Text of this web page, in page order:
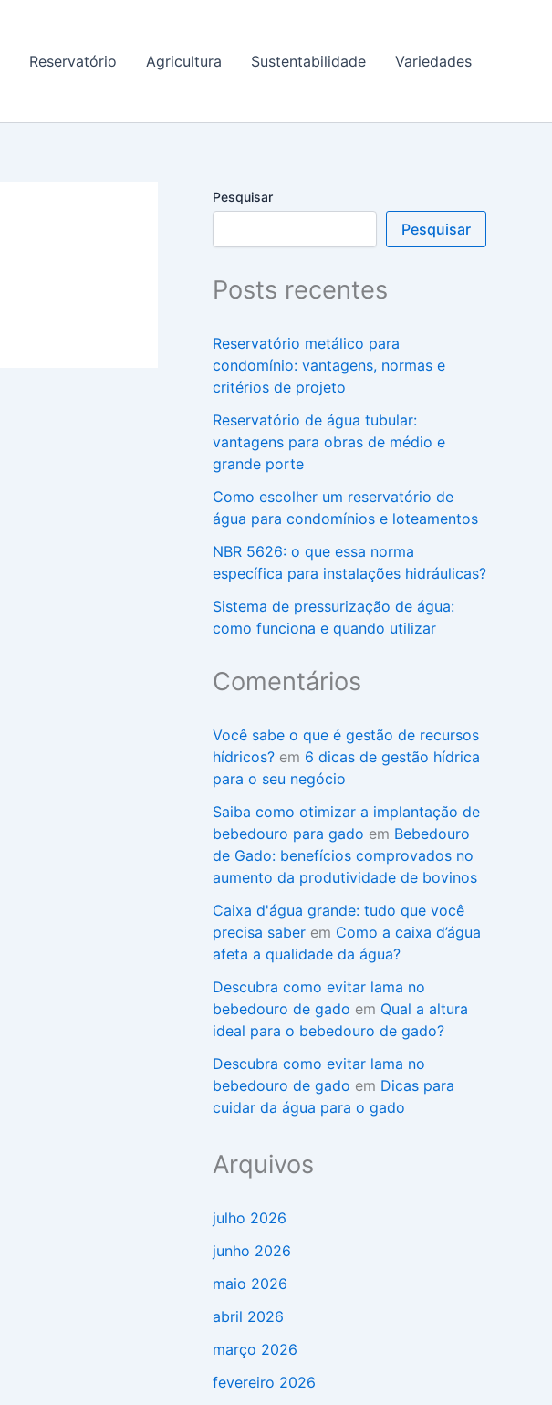
Reservatório Agricultura Sustentabilidade Variedades
Pesquisar
Pesquisar
Posts recentes
Reservatório metálico para
condomínio: vantagens, normas e
critérios de projeto
Reservatório de água tubular:
vantagens para obras de médio e
grande porte
Como escolher um reservatório de
água para condomínios e loteamentos
NBR 5626: o que essa norma
específica para instalações hidráulicas?
Sistema de pressurização de água:
como funciona e quando utilizar
Comentários
Você sabe o que é gestão de recursos
hídricos? em 6 dicas de gestão hídrica
para o seu negócio
Saiba como otimizar a implantação de
bebedouro para gado em Bebedouro
de Gado: benefícios comprovados no
aumento da produtividade de bovinos
Caixa d'água grande: tudo que você
precisa saber em Como a caixa d’água
afeta a qualidade da água?
Descubra como evitar lama no
bebedouro de gado em Qual a altura
ideal para o bebedouro de gado?
Descubra como evitar lama no
bebedouro de gado em Dicas para
cuidar da água para o gado
Arquivos
julho 2026
junho 2026
maio 2026
abril 2026
março 2026
fevereiro 2026